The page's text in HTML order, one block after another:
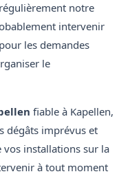
notre
intervenir
les demandes
le
fiable à Kapellen,
dégâts imprévus et
installations sur la
à tout moment